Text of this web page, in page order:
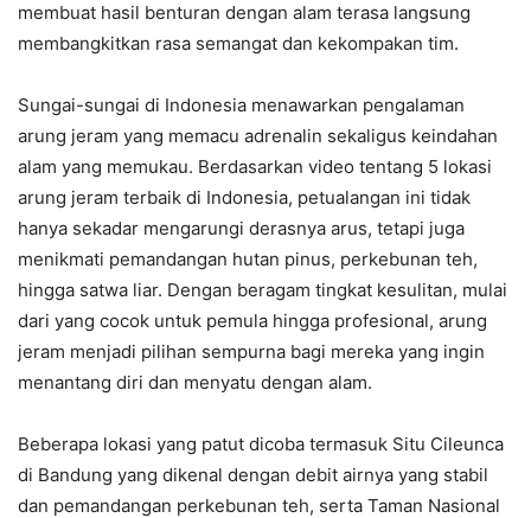
membuat hasil benturan dengan alam terasa langsung
membangkitkan rasa semangat dan kekompakan tim.
Sungai-sungai di Indonesia menawarkan pengalaman
arung jeram yang memacu adrenalin sekaligus keindahan
alam yang memukau. Berdasarkan video tentang 5 lokasi
arung jeram terbaik di Indonesia, petualangan ini tidak
hanya sekadar mengarungi derasnya arus, tetapi juga
menikmati pemandangan hutan pinus, perkebunan teh,
hingga satwa liar. Dengan beragam tingkat kesulitan, mulai
dari yang cocok untuk pemula hingga profesional, arung
jeram menjadi pilihan sempurna bagi mereka yang ingin
menantang diri dan menyatu dengan alam.
Beberapa lokasi yang patut dicoba termasuk Situ Cileunca
di Bandung yang dikenal dengan debit airnya yang stabil
dan pemandangan perkebunan teh, serta Taman Nasional